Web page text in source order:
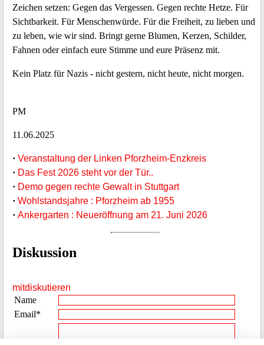
Zeichen setzen: Gegen das Vergessen. Gegen rechte Hetze. Für
Sichtbarkeit. Für Menschenwürde. Für die Freiheit, zu lieben und
zu leben, wie wir sind. Bringt gerne Blumen, Kerzen, Schilder,
Fahnen oder einfach eure Stimme und eure Präsenz mit.
Kein Platz für Nazis - nicht gestern, nicht heute, nicht morgen.
PM
11.06.2025
· Veranstaltung der Linken Pforzheim-Enzkreis
· Das Fest 2026 steht vor der Tür..
· Demo gegen rechte Gewalt in Stuttgart
· Wohlstandsjahre : Pforzheim ab 1955
· Ankergarten : Neueröffnung am 21. Juni 2026
Diskussion
mitdiskutieren
Name
Email*